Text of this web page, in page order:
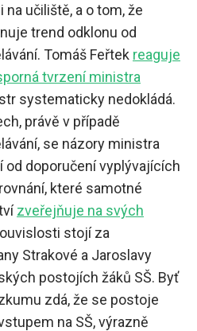
učiliště, a o tom, že
trend odklonu od
Tomáš Feřtek reaguje
tvrzení ministra
systematicky nedokládá.
právě v případě
se názory ministra
od doporučení vyplývajících
které samotné
zveřejňuje na svých
stojí za
Strakové a Jaroslavy
postojích žáků SŠ. Byť
zdá, že se postoje
na SŠ, výrazně